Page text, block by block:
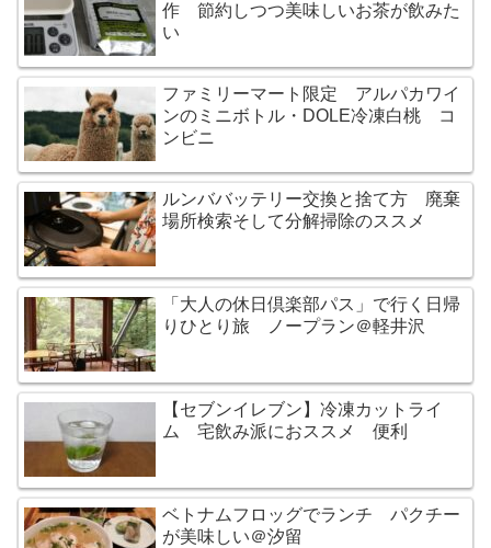
作 節約しつつ美味しいお茶が飲みた
い
ファミリーマート限定 アルパカワイ
ンのミニボトル・DOLE冷凍白桃 コ
ンビニ
ルンババッテリー交換と捨て方 廃棄
場所検索そして分解掃除のススメ
「大人の休日倶楽部パス」で行く日帰
りひとり旅 ノープラン＠軽井沢
【セブンイレブン】冷凍カットライ
ム 宅飲み派におススメ 便利
ベトナムフロッグでランチ パクチー
が美味しい＠汐留